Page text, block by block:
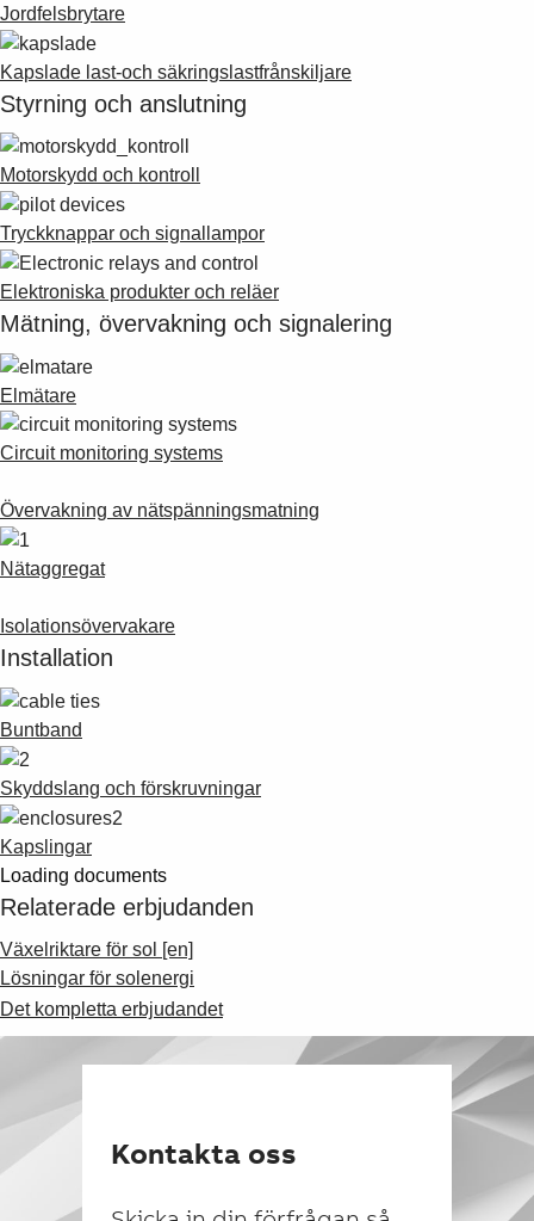
Jordfelsbrytare
Kapslade last-och säkringslastfrånskiljare
Styrning och anslutning
Motorskydd och kontroll
Tryckknappar och signallampor
Elektroniska produkter och reläer
Mätning, övervakning och signalering
Elmätare
Circuit monitoring systems
Övervakning av nätspänningsmatning
Nätaggregat
Isolationsövervakare
Installation
Buntband
Skyddslang och förskruvningar
Kapslingar
Loading documents
Relaterade erbjudanden
Växelriktare för sol [en]
Lösningar för solenergi
Det kompletta erbjudandet
Kontakta oss